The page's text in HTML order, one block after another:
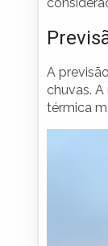
A
chuvas.
térmica